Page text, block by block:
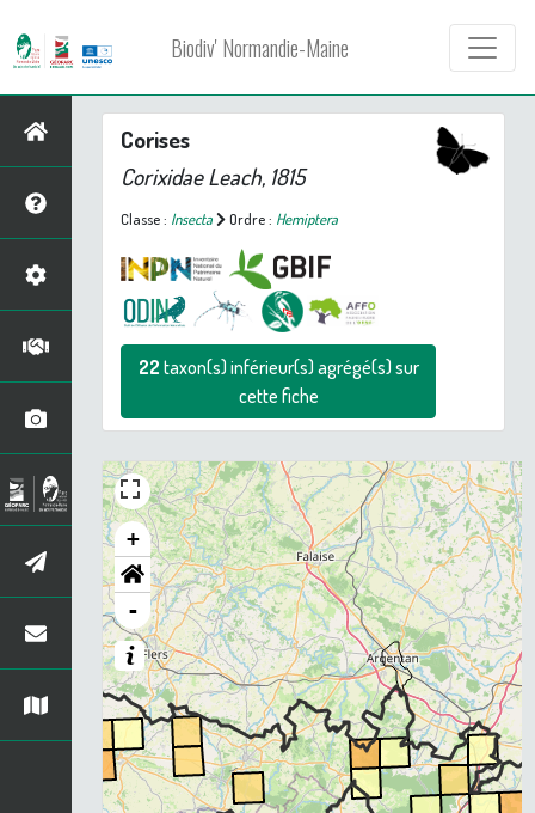
Biodiv' Normandie-Maine
Corises
Corixidae Leach, 1815
Classe : Insecta Ordre : Hemiptera
22 taxon(s) inférieur(s) agrégé(s) sur
cette fiche
+
-